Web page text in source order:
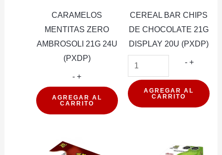
CARAMELOS
MENTITAS ZERO
AMBROSOLI 21G 24U
(PXDP)
- CARAMELOS
MENTITAS
ZERO
24U
+
AGREGAR AL
CARRITO
CEREAL BAR CHIPS
DE CHOCOLATE 21G
DISPLAY 20U (PXDP)
- CEREAL
CHIPS
DE
+
AGREGAR AL
CARRITO